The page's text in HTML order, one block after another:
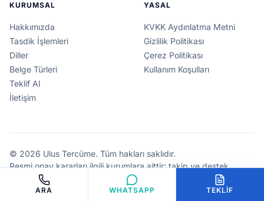
KURUMSAL
Hakkımızda
Tasdik İşlemleri
Diller
Belge Türleri
Teklif Al
İletişim
YASAL
KVKK Aydınlatma Metni
Gizlilik Politikası
Çerez Politikası
Kullanım Koşulları
© 2026 Ulus Tercüme. Tüm hakları saklıdır.
Resmi onay kararları ilgili kurumlara aittir; takip ve destek
hizmeti veriyoruz.
ARA WHATSAPP TEKLIF